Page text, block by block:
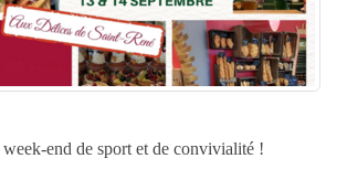
end de sport et de convivialité !